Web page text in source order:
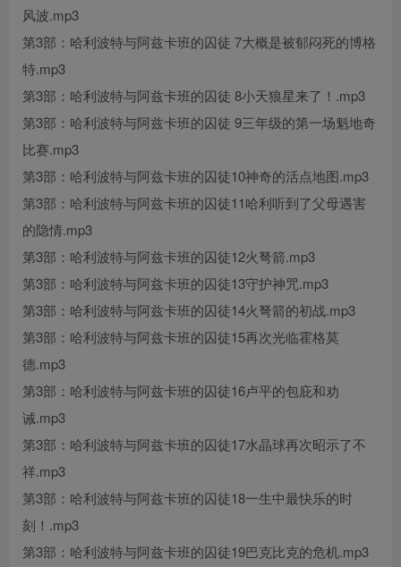
风波.mp3
第3部：哈利波特与阿兹卡班的囚徒 7大概是被郁闷死的博格
特.mp3
第3部：哈利波特与阿兹卡班的囚徒 8小天狼星来了！.mp3
第3部：哈利波特与阿兹卡班的囚徒 9三年级的第一场魁地奇
比赛.mp3
第3部：哈利波特与阿兹卡班的囚徒10神奇的活点地图.mp3
第3部：哈利波特与阿兹卡班的囚徒11哈利听到了父母遇害
的隐情.mp3
第3部：哈利波特与阿兹卡班的囚徒12火弩箭.mp3
第3部：哈利波特与阿兹卡班的囚徒13守护神咒.mp3
第3部：哈利波特与阿兹卡班的囚徒14火弩箭的初战.mp3
第3部：哈利波特与阿兹卡班的囚徒15再次光临霍格莫
德.mp3
第3部：哈利波特与阿兹卡班的囚徒16卢平的包庇和劝
诫.mp3
第3部：哈利波特与阿兹卡班的囚徒17水晶球再次昭示了不
祥.mp3
第3部：哈利波特与阿兹卡班的囚徒18一生中最快乐的时
刻！.mp3
第3部：哈利波特与阿兹卡班的囚徒19巴克比克的危机.mp3